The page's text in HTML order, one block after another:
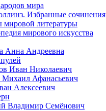
мира
Избранные сочинения
литературы
мирового искусства
Анна Андреевна
Иван Николаевич
Михаил Афанасьевич
Алексеевич
Владимир Семёнович